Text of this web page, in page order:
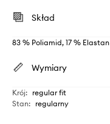
Skład
83 % Poliamid, 17 % Elastan
Wymiary
Krój: regular fit
Stan: regularny